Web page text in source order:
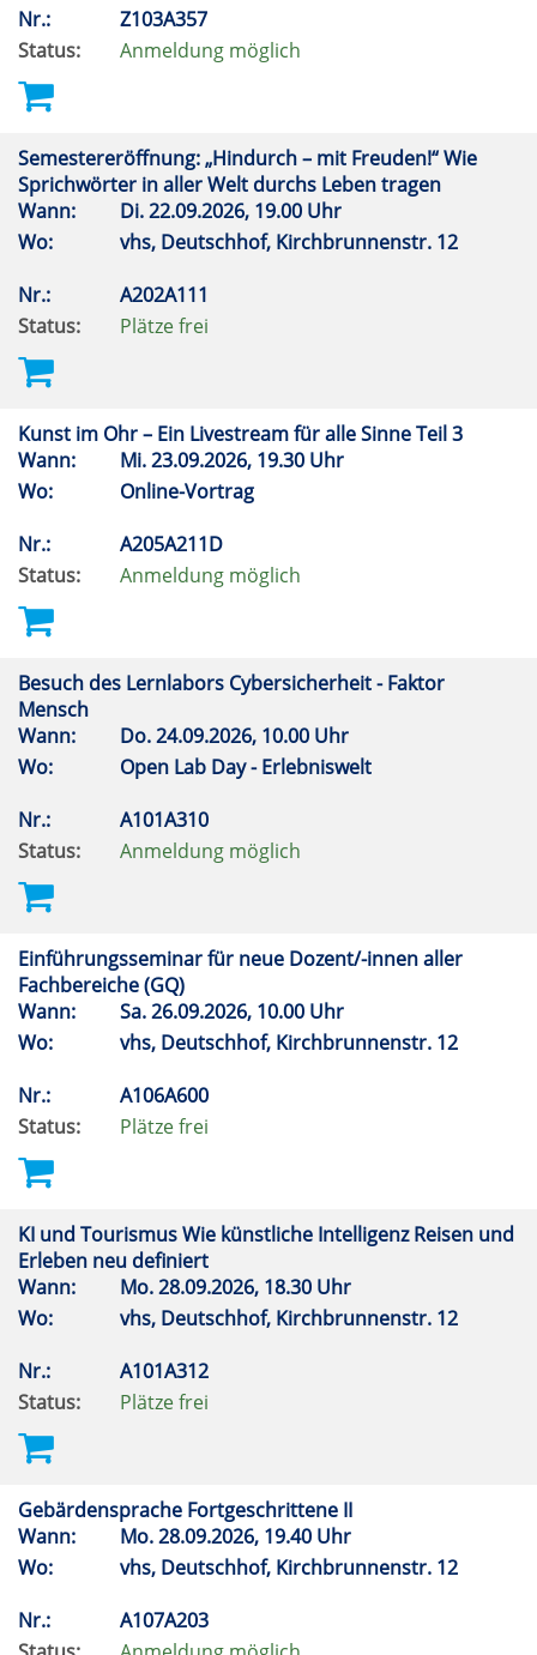
Nr.:
Z103A357
Status:
Anmeldung möglich
Semestereröffnung: „Hindurch – mit Freuden!“ Wie
Sprichwörter in aller Welt durchs Leben tragen
Wann:
Di.22.09.2026, 19.00 Uhr
Wo:
vhs, Deutschhof, Kirchbrunnenstr. 12
Nr.:
A202A111
Status:
Plätze frei
Kunst im Ohr – Ein Livestream für alle Sinne Teil 3
Wann:
Mi.23.09.2026, 19.30 Uhr
Wo:
Online-Vortrag
Nr.:
A205A211D
Status:
Anmeldung möglich
Besuch des Lernlabors Cybersicherheit - Faktor
Mensch
Wann:
Do.24.09.2026, 10.00 Uhr
Wo:
Open Lab Day - Erlebniswelt
Nr.:
A101A310
Status:
Anmeldung möglich
Einführungsseminar für neue Dozent/-innen aller
Fachbereiche (GQ)
Wann:
Sa.26.09.2026, 10.00 Uhr
Wo:
vhs, Deutschhof, Kirchbrunnenstr. 12
Nr.:
A106A600
Status:
Plätze frei
KI und Tourismus Wie künstliche Intelligenz Reisen und
Erleben neu definiert
Wann:
Mo.28.09.2026, 18.30 Uhr
Wo:
vhs, Deutschhof, Kirchbrunnenstr. 12
Nr.:
A101A312
Status:
Plätze frei
Gebärdensprache Fortgeschrittene II
Wann:
Mo.28.09.2026, 19.40 Uhr
Wo:
vhs, Deutschhof, Kirchbrunnenstr. 12
Nr.:
A107A203